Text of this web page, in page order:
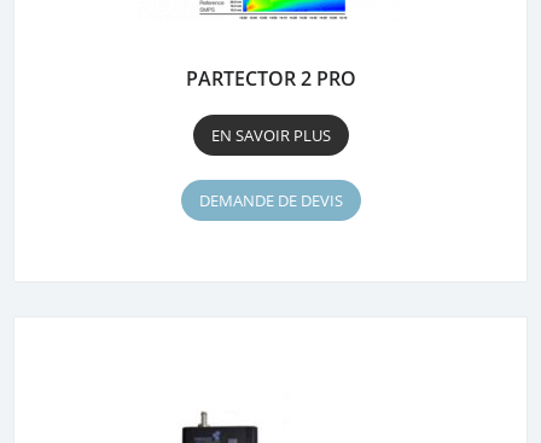
PARTECTOR 2 PRO
EN SAVOIR PLUS
DEMANDE DE DEVIS